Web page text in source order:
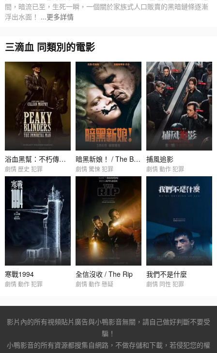
間，暗流已至，生死一瞬，一個關於家族式人口販賣的黑暗鏈條逐漸
浮出水面！ ...更多詳情
三滴血 同類別的電影
浴血黑幫：不朽傳奇 / Peaky Blinders: The Immortal Man
劇情 歷史 犯罪
暗黑新娘！ / The Bride!
劇情 驚悚 犯罪
捕風追影
劇情 動作 犯罪
寒戰1994
劇情 動作 犯罪
全信沒收 / The Rip
劇情 動作 懸疑
我們不是什麼
劇情 同性 犯罪
影片內的所有視頻貼片廣告與小鴨影音無關，請自己做好判斷不要受
騙！
小鴨影音的所有資源都搜集自網路，不做存儲和下載，若侵犯您的權